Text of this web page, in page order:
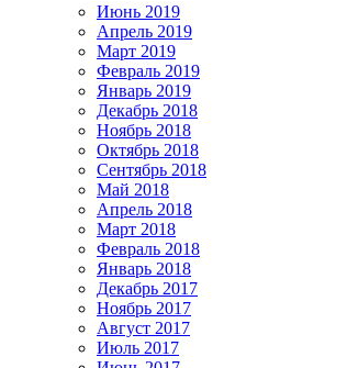
Июнь 2019
Апрель 2019
Март 2019
Февраль 2019
Январь 2019
Декабрь 2018
Ноябрь 2018
Октябрь 2018
Сентябрь 2018
Май 2018
Апрель 2018
Март 2018
Февраль 2018
Январь 2018
Декабрь 2017
Ноябрь 2017
Август 2017
Июль 2017